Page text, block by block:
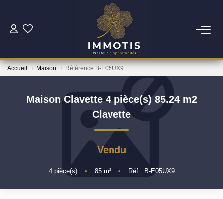
ESTIMER
Nos Services
ACHETER
Nos Biens
Nos Services
Accueil Maison Référence B-E05UX9
Maison Clavette 4 pièce(s) 85.24 m2
Clavette
Vendu
4pièce(s) • 85m² • Réf : B-E05UX9